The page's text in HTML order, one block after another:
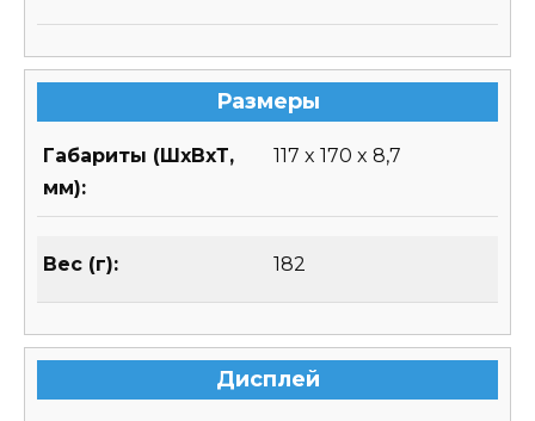
Размеры
Габариты (ШхВхТ,
мм):
117 x 170 x 8,7
Вес (г): 182
Дисплей